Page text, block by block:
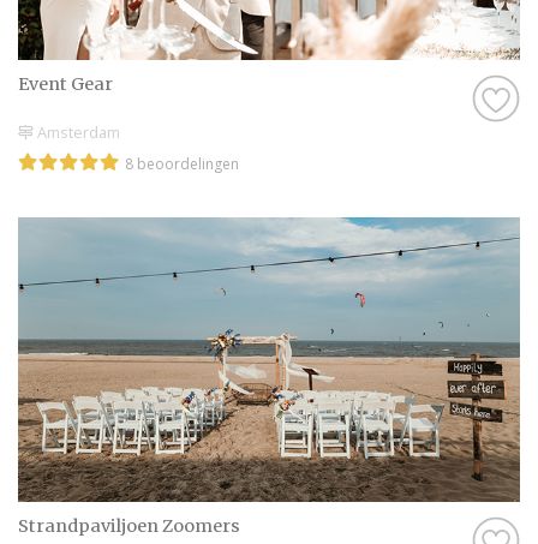
Event Gear
Amsterdam
8 beoordelingen
Strandpaviljoen Zoomers